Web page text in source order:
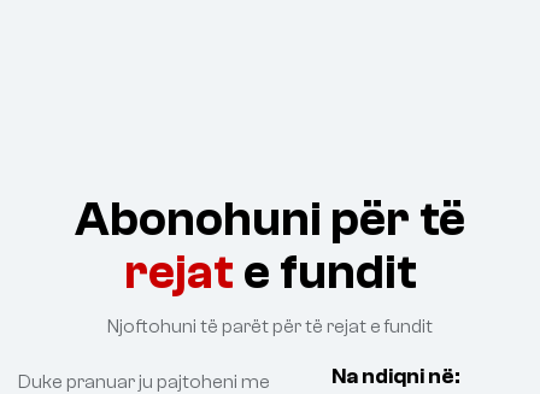
Abonohuni për të
rejat e fundit
Njoftohuni të parët për të rejat e fundit
Duke pranuar ju pajtoheni me
Na ndiqni në: